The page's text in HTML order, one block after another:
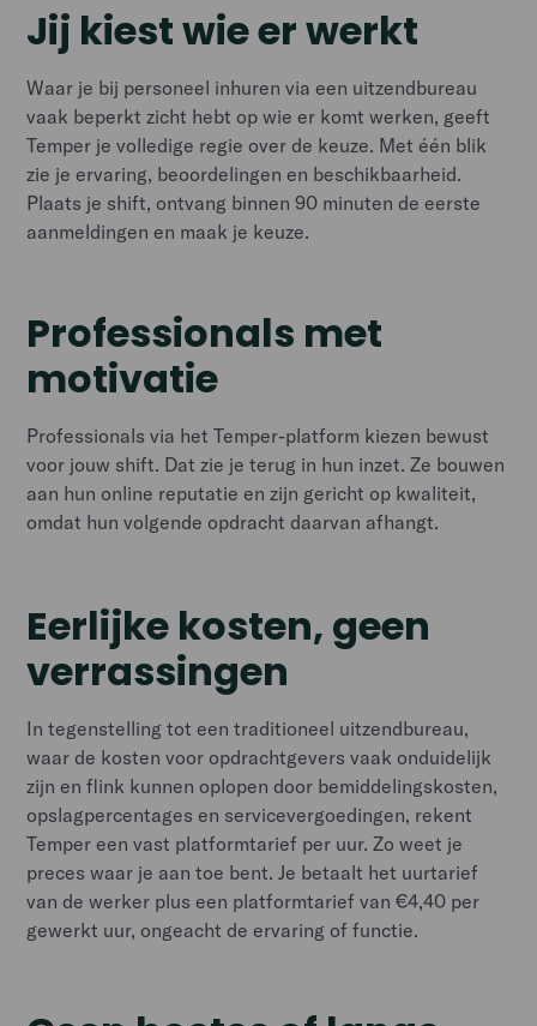
Jij kiest wie er werkt
Waar je bij personeel inhuren via een uitzendbureau
vaak beperkt zicht hebt op wie er komt werken, geeft
Temper je volledige regie over de keuze. Met één blik
zie je ervaring, beoordelingen en beschikbaarheid.
Plaats je shift, ontvang binnen 90 minuten de eerste
aanmeldingen en maak je keuze.
Professionals met
motivatie
Professionals via het Temper-platform kiezen bewust
voor jouw shift. Dat zie je terug in hun inzet. Ze bouwen
aan hun online reputatie en zijn gericht op kwaliteit,
omdat hun volgende opdracht daarvan afhangt.
Eerlijke kosten, geen
verrassingen
In tegenstelling tot een traditioneel uitzendbureau,
waar de kosten voor opdrachtgevers vaak onduidelijk
zijn en flink kunnen oplopen door bemiddelingskosten,
opslagpercentages en servicevergoedingen, rekent
Temper een vast platformtarief per uur. Zo weet je
preces waar je aan toe bent. Je betaalt het uurtarief
van de werker plus een platformtarief van €4,40 per
gewerkt uur, ongeacht de ervaring of functie.